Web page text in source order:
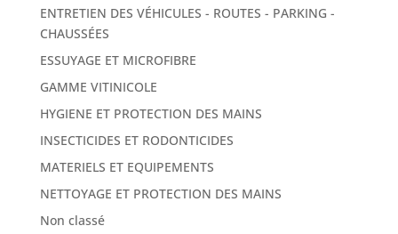
ENTRETIEN DES VÉHICULES - ROUTES - PARKING -
CHAUSSÉES
ESSUYAGE ET MICROFIBRE
GAMME VITINICOLE
HYGIENE ET PROTECTION DES MAINS
INSECTICIDES ET RODONTICIDES
MATERIELS ET EQUIPEMENTS
NETTOYAGE ET PROTECTION DES MAINS
Non classé